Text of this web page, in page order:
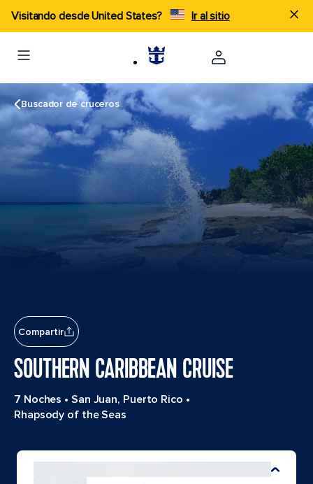
Visitando desde United States? Ir al sitio
Buscador de cruceros
Compartir
SOUTHERN CARIBBEAN CRUISE
7 Noches • San Juan, Puerto Rico •
Rhapsody of the Seas